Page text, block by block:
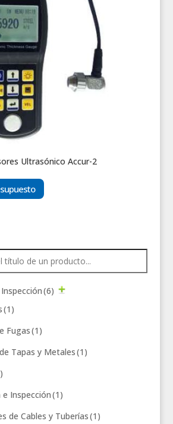
Ultrasónico Accur-2
(6)
(1)
Fugas(1)
Tapas y Metales(1)
Inspección(1)
de Cables y Tuberías(1)